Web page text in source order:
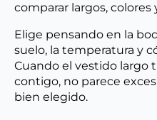
comparar largos, colores
Elige pensando en la
suelo, la temperatura y
Cuando el vestido largo
contigo, no parece
bien elegido.